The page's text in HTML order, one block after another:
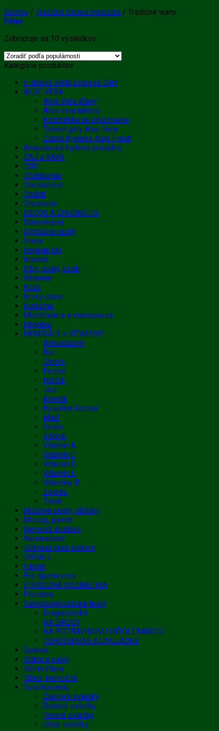
Domov / Tradičná čínska medicína / Tradičné wany
Filter
Zobrazuje sa 10 výsledkov
popularity
Kategórie produktov
5-dňová diéta Express Diet
ALOE VERA
Aloe Vera šťavy
Aloe vera tablety
Kozmetika na opaľovanie
Telové gély Aloe Vera
Zubná hygiena Aloe Fresh
Amazónske bylinné produkty
ČAJ a KÁVA
CBD
Chilliburner
Cholesterol
Chrbát
Chudnutie
DETOX A CHUDNUTIE
Detoxikácia
Dýchacie cesty
Hlava
Hojenie rán
Imunita
Kĺby, svaly, kosti
Klobaňa
Koža
Krvný cukor
Kurkuma
Menštruácia a menopauza
Migréna
MINERÁLY + VITAMÍNY
Antioxidanty
Bor
Chróm
Fosfor
Horčík
Jód
Kremík
Kyselina listová
Meď
Selén
Vápnik
Vitamín A
Vitamín C
Vitamín D
Vitamín E
Vitamíny B
Zelezo
Zinok
Močové cesty, obličky
Mozog, pamäť
Nervová sústava
Nezaradené
Ochrana pred slnkom
OXGALL
Pečeň
Pre športovcov
PRÍRODNÁ KOZMETIKA
Prostata
Samodiagnostické testy
Diagnostické
NA DROGY
NA POTRAVINOVÚ INTOLERANCIU
TEHOTENSKÉ A OVULAČNÉ
Spánok
Srdce a cievy
Štítna žľaza
Stres, nervozita
Sviečkovanie
Čakrové sviečky
Detské sviečky
Telové sviečky
Ušné sviečky